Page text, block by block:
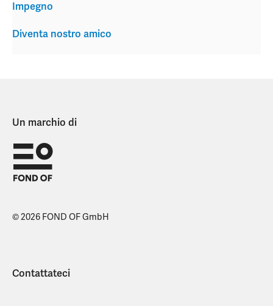
Impegno
Diventa nostro amico
Un marchio di
© 2026 FOND OF GmbH
Contattateci